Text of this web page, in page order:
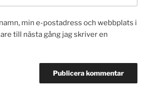
min e-postadress och webbplats i
till nästa gång jag skriver en